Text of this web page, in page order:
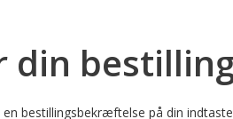
din
bestillingsbekræftelse på din